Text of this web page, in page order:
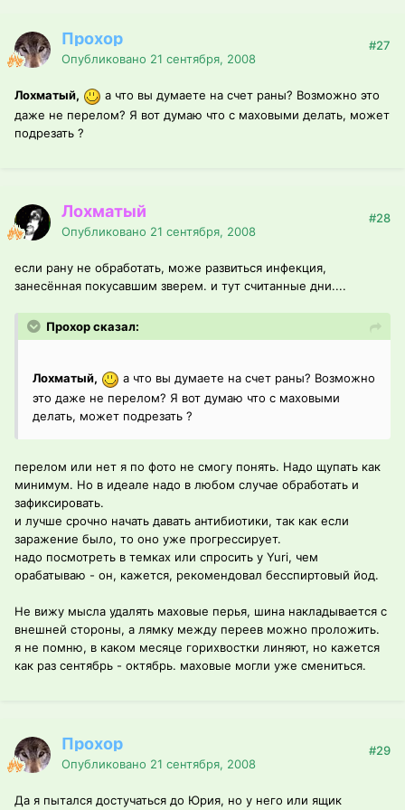
Прохор
Опубликовано 21 сентября, 2008
#27
Лохматый,
а что вы думаете на счет раны? Возможно это
даже не перелом? Я вот думаю что с маховыми делать, может
подрезать ?
Лохматый
Опубликовано 21 сентября, 2008
#28
если рану не обработать, може развиться инфекция,
занесённая покусавшим зверем. и тут считанные дни....
Прохор сказал:
Лохматый,
а что вы думаете на счет раны? Возможно
это даже не перелом? Я вот думаю что с маховыми
делать, может подрезать ?
перелом или нет я по фото не смогу понять. Надо щупать как
минимум. Но в идеале надо в любом случае обработать и
зафиксировать.
и лучше срочно начать давать антибиотики, так как если
заражение было, то оно уже прогрессирует.
надо посмотреть в темках или спросить у Yuri, чем
орабатываю - он, кажется, рекомендовал бесспиртовый йод.
Не вижу мысла удалять маховые перья, шина накладывается с
внешней стороны, а лямку между переев можно проложить.
я не помню, в каком месяце горихвостки линяют, но кажется
как раз сентябрь - октябрь. маховые могли уже смениться.
Прохор
Опубликовано 21 сентября, 2008
#29
Да я пытался достучаться до Юрия, но у него или ящик